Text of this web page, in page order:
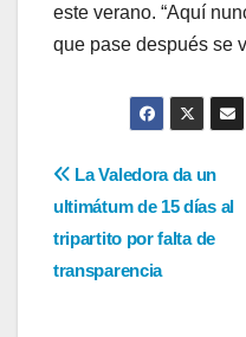
este verano. “Aquí
que pase después se
Navegación
de
entradas
La Valedora da un
ultimátum de 15 días al
tripartito por falta de
transparencia